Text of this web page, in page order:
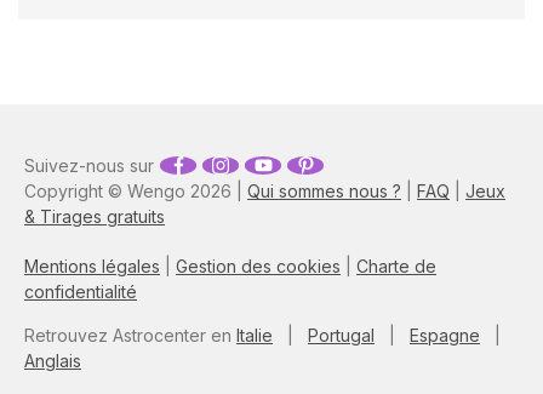
Copyright © Wengo 2026 | Qui sommes nous ? FAQ
Jeux
& Tirages gratuits
Mentions légales Gestion des cookies
Charte de
confidentialité
Suivez-nous sur
Retrouvez Astrocenter en Italie Portugal Espagne
Anglais